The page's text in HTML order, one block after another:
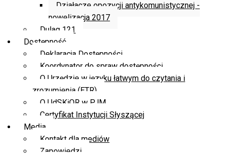
Działacze opozycji antykomunistycznej -
nowelizacja 2017
Dulag 121
Dostępność
Deklaracja Dostępności
Koordynator do spraw dostępności
O Urzędzie w języku łatwym do czytania i
zrozumienia (ETR)
O UdSKiOR w PJM
Certyfikat Instytucji Słyszącej
Media
Kontakt dla mediów
Zapowiedzi